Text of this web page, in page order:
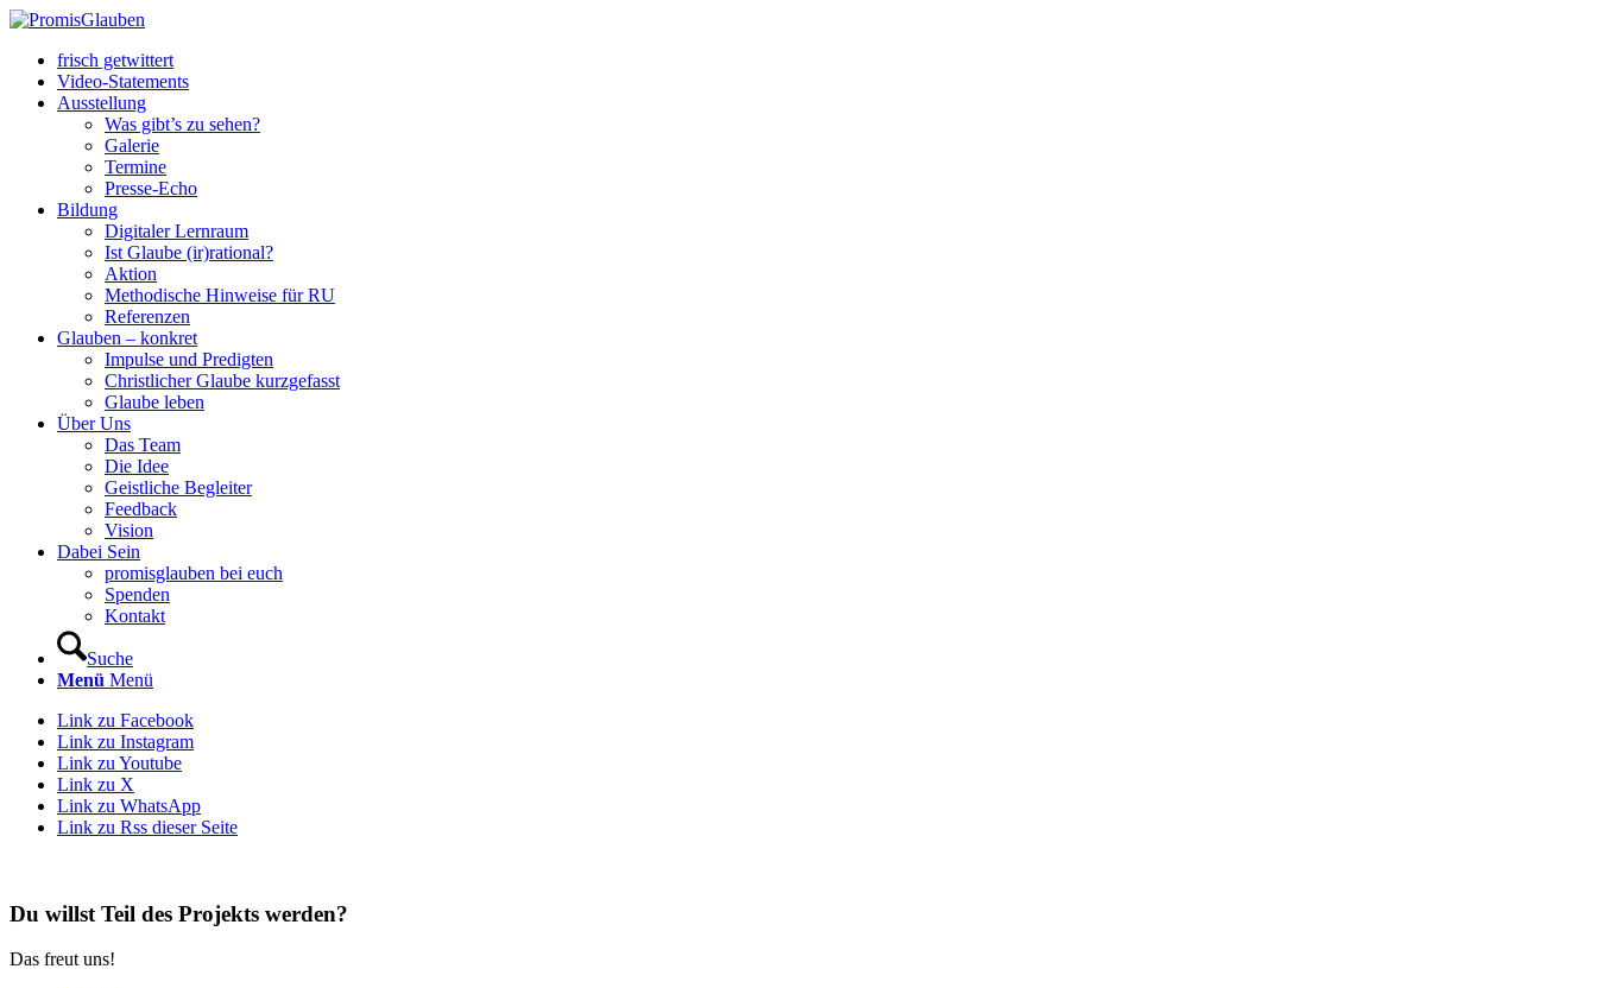
frisch getwittert
Video-Statements
Ausstellung
Was gibt’s zu sehen?
Galerie
Termine
Presse-Echo
Bildung
Digitaler Lernraum
Ist Glaube (ir)rational?
Aktion
Methodische Hinweise für RU
Referenzen
Glauben – konkret
Impulse und Predigten
Christlicher Glaube kurzgefasst
Glaube leben
Über Uns
Das Team
Die Idee
Geistliche Begleiter
Feedback
Vision
Dabei Sein
promisglauben bei euch
Spenden
Kontakt
Suche
Menü Menü
Link zu Facebook
Link zu Instagram
Link zu Youtube
Link zu X
Link zu WhatsApp
Link zu Rss dieser Seite
Du willst Teil des Projekts werden?
Das freut uns!